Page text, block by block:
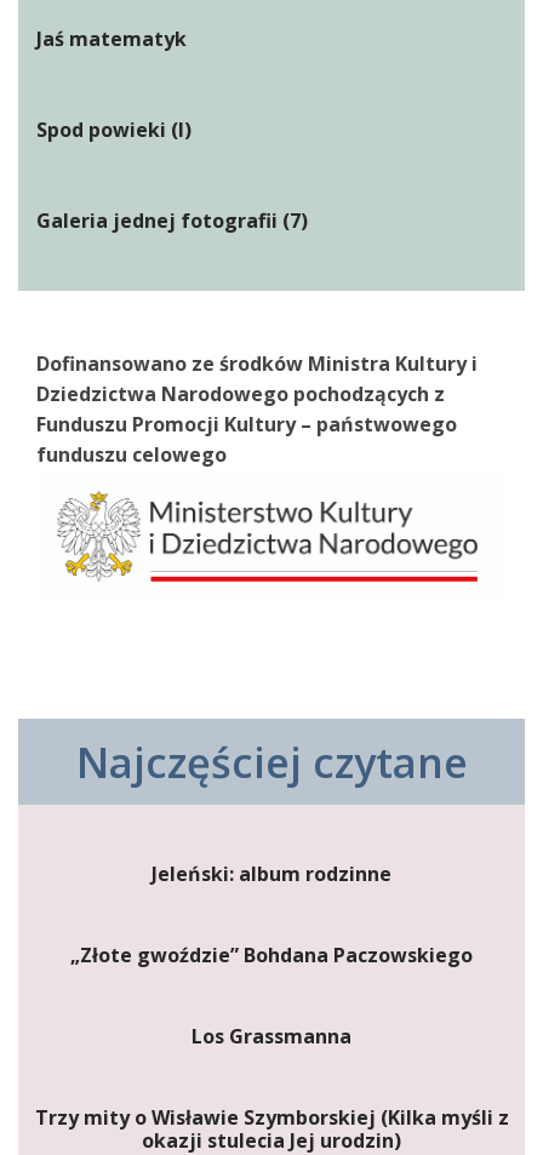
Jaś matematyk
Spod powieki (I)
Galeria jednej fotografii (7)
Dofinansowano ze środków Ministra Kultury i
Dziedzictwa Narodowego pochodzących z
Funduszu Promocji Kultury – państwowego
funduszu celowego
Najczęściej czytane
Jeleński: album rodzinne
„Złote gwoździe” Bohdana Paczowskiego
Los Grassmanna
Trzy mity o Wisławie Szymborskiej (Kilka myśli z
okazji stulecia Jej urodzin)